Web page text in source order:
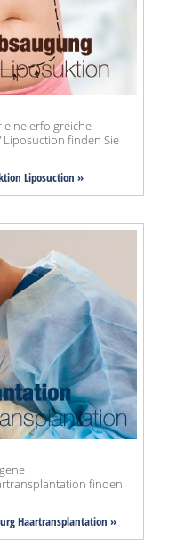
eine erfolgreiche
finden Sie
Liposuction »
finden
Haartransplantation »